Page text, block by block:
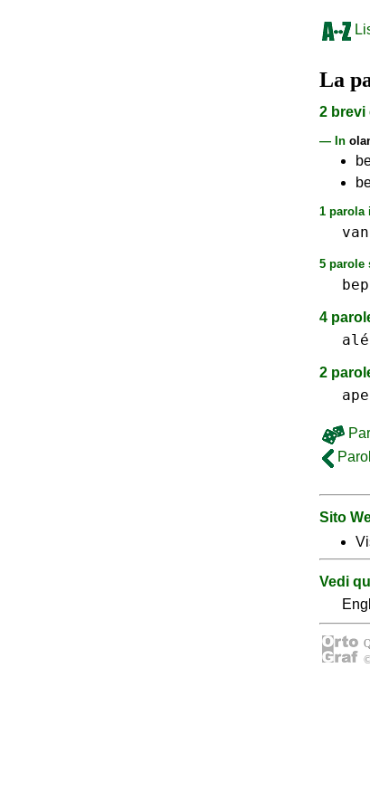
La
2 brevi
— In
1 parola
van
5 parole
4
2
ape
Sito
Vedi